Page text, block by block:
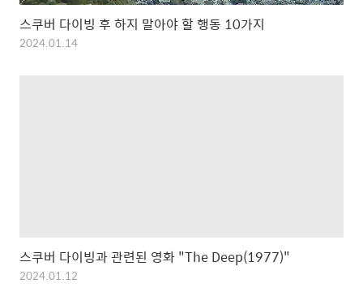
스쿠버 다이빙 후 하지 말아야 할 행동 10가지
2024.01.14
스쿠버 다이빙과 관련된 영화 "The Deep(1977)"
2024.01.12